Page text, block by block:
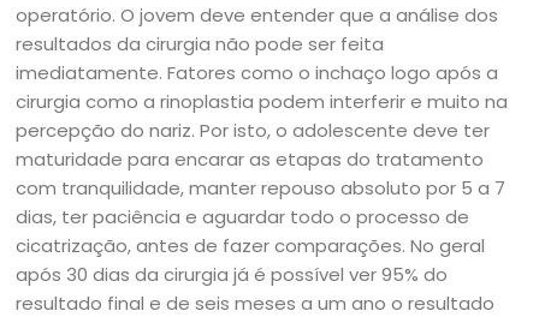
operatório. O jovem deve entender que a análise dos
resultados da cirurgia não pode ser feita
imediatamente. Fatores como o inchaço logo após a
cirurgia como a rinoplastia podem interferir e muito na
percepção do nariz. Por isto, o adolescente deve ter
maturidade para encarar as etapas do tratamento
com tranquilidade, manter repouso absoluto por 5 a 7
dias, ter paciência e aguardar todo o processo de
cicatrização, antes de fazer comparações. No geral
após 30 dias da cirurgia já é possível ver 95% do
resultado final e de seis meses a um ano o resultado